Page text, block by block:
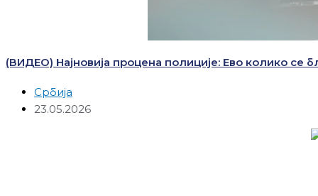
(ВИДЕО) Најновија процена полиције: Ево колико се
Србија
23.05.2026